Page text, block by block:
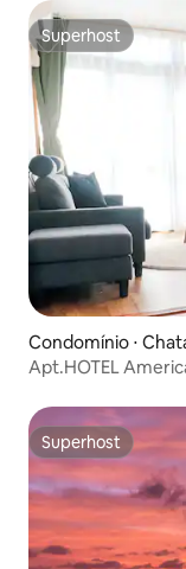
Superhost
Superhost
Condomínio ⋅
Apt.HOTEL
Superhost
Superhost